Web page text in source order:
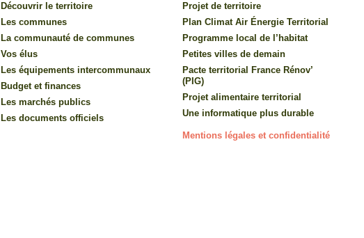
Découvrir le territoire
Les communes
La communauté de communes
Vos élus
Les équipements intercommunaux
Budget et finances
Les marchés publics
Les documents officiels
Projet de territoire
Plan Climat Air Énergie Territorial
Programme local de l’habitat
Petites villes de demain
Pacte territorial France Rénov’
(PIG)
Projet alimentaire territorial
Une informatique plus durable
Mentions légales et confidentialité